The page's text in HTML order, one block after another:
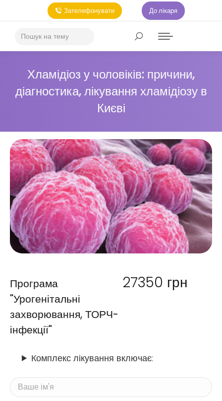
Зателефонувати До лікаря
Хламідіоз у чоловіків: причини,
діагностика, лікування хламідіозу в
Києві
Програма
"Урогенітальні
захворювання, ТОРЧ-
інфекції"
27350 грн
Комплекс лікування включає: